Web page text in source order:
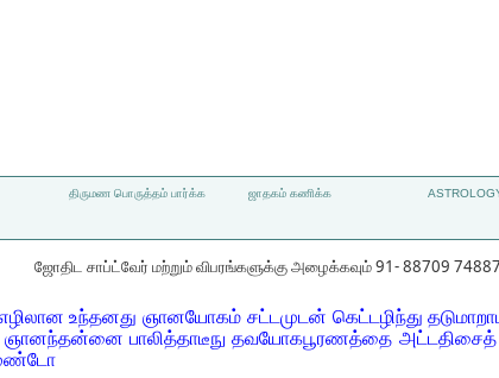
திருமண பொருத்தம் பார்க்க ஜாதகம் கணிக்க
ஜோதிட சாப்ட்வேர் மற்றும் விபரங்களுக்கு அழைக்கவும் 91- 88709
உந்தனது ஞானயோகம் சட்டமுடன் கெட்டழிந்து
ஞானந்தன்னை பாலித்தாடீநு தவயோகபூரணத்தை அட்டதிசைத்